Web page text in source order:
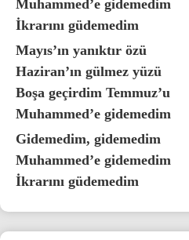
Muhammed’e gidemedim
İkrarını güdemedim
Mayıs’ın yanıktır özü
Haziran’ın gülmez yüzü
Boşa geçirdim Temmuz’u
Muhammed’e gidemedim
Gidemedim, gidemedim
Muhammed’e gidemedim
İkrarını güdemedim